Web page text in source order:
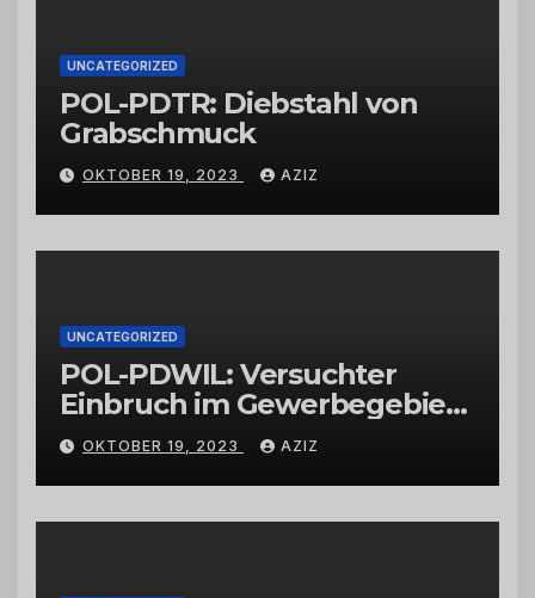
UNCATEGORIZED
POL-PDTR: Diebstahl von
Grabschmuck
OKTOBER 19, 2023 AZIZ
UNCATEGORIZED
POL-PDWIL: Versuchter
Einbruch im Gewerbegebiet
Wittlich
OKTOBER 19, 2023 AZIZ